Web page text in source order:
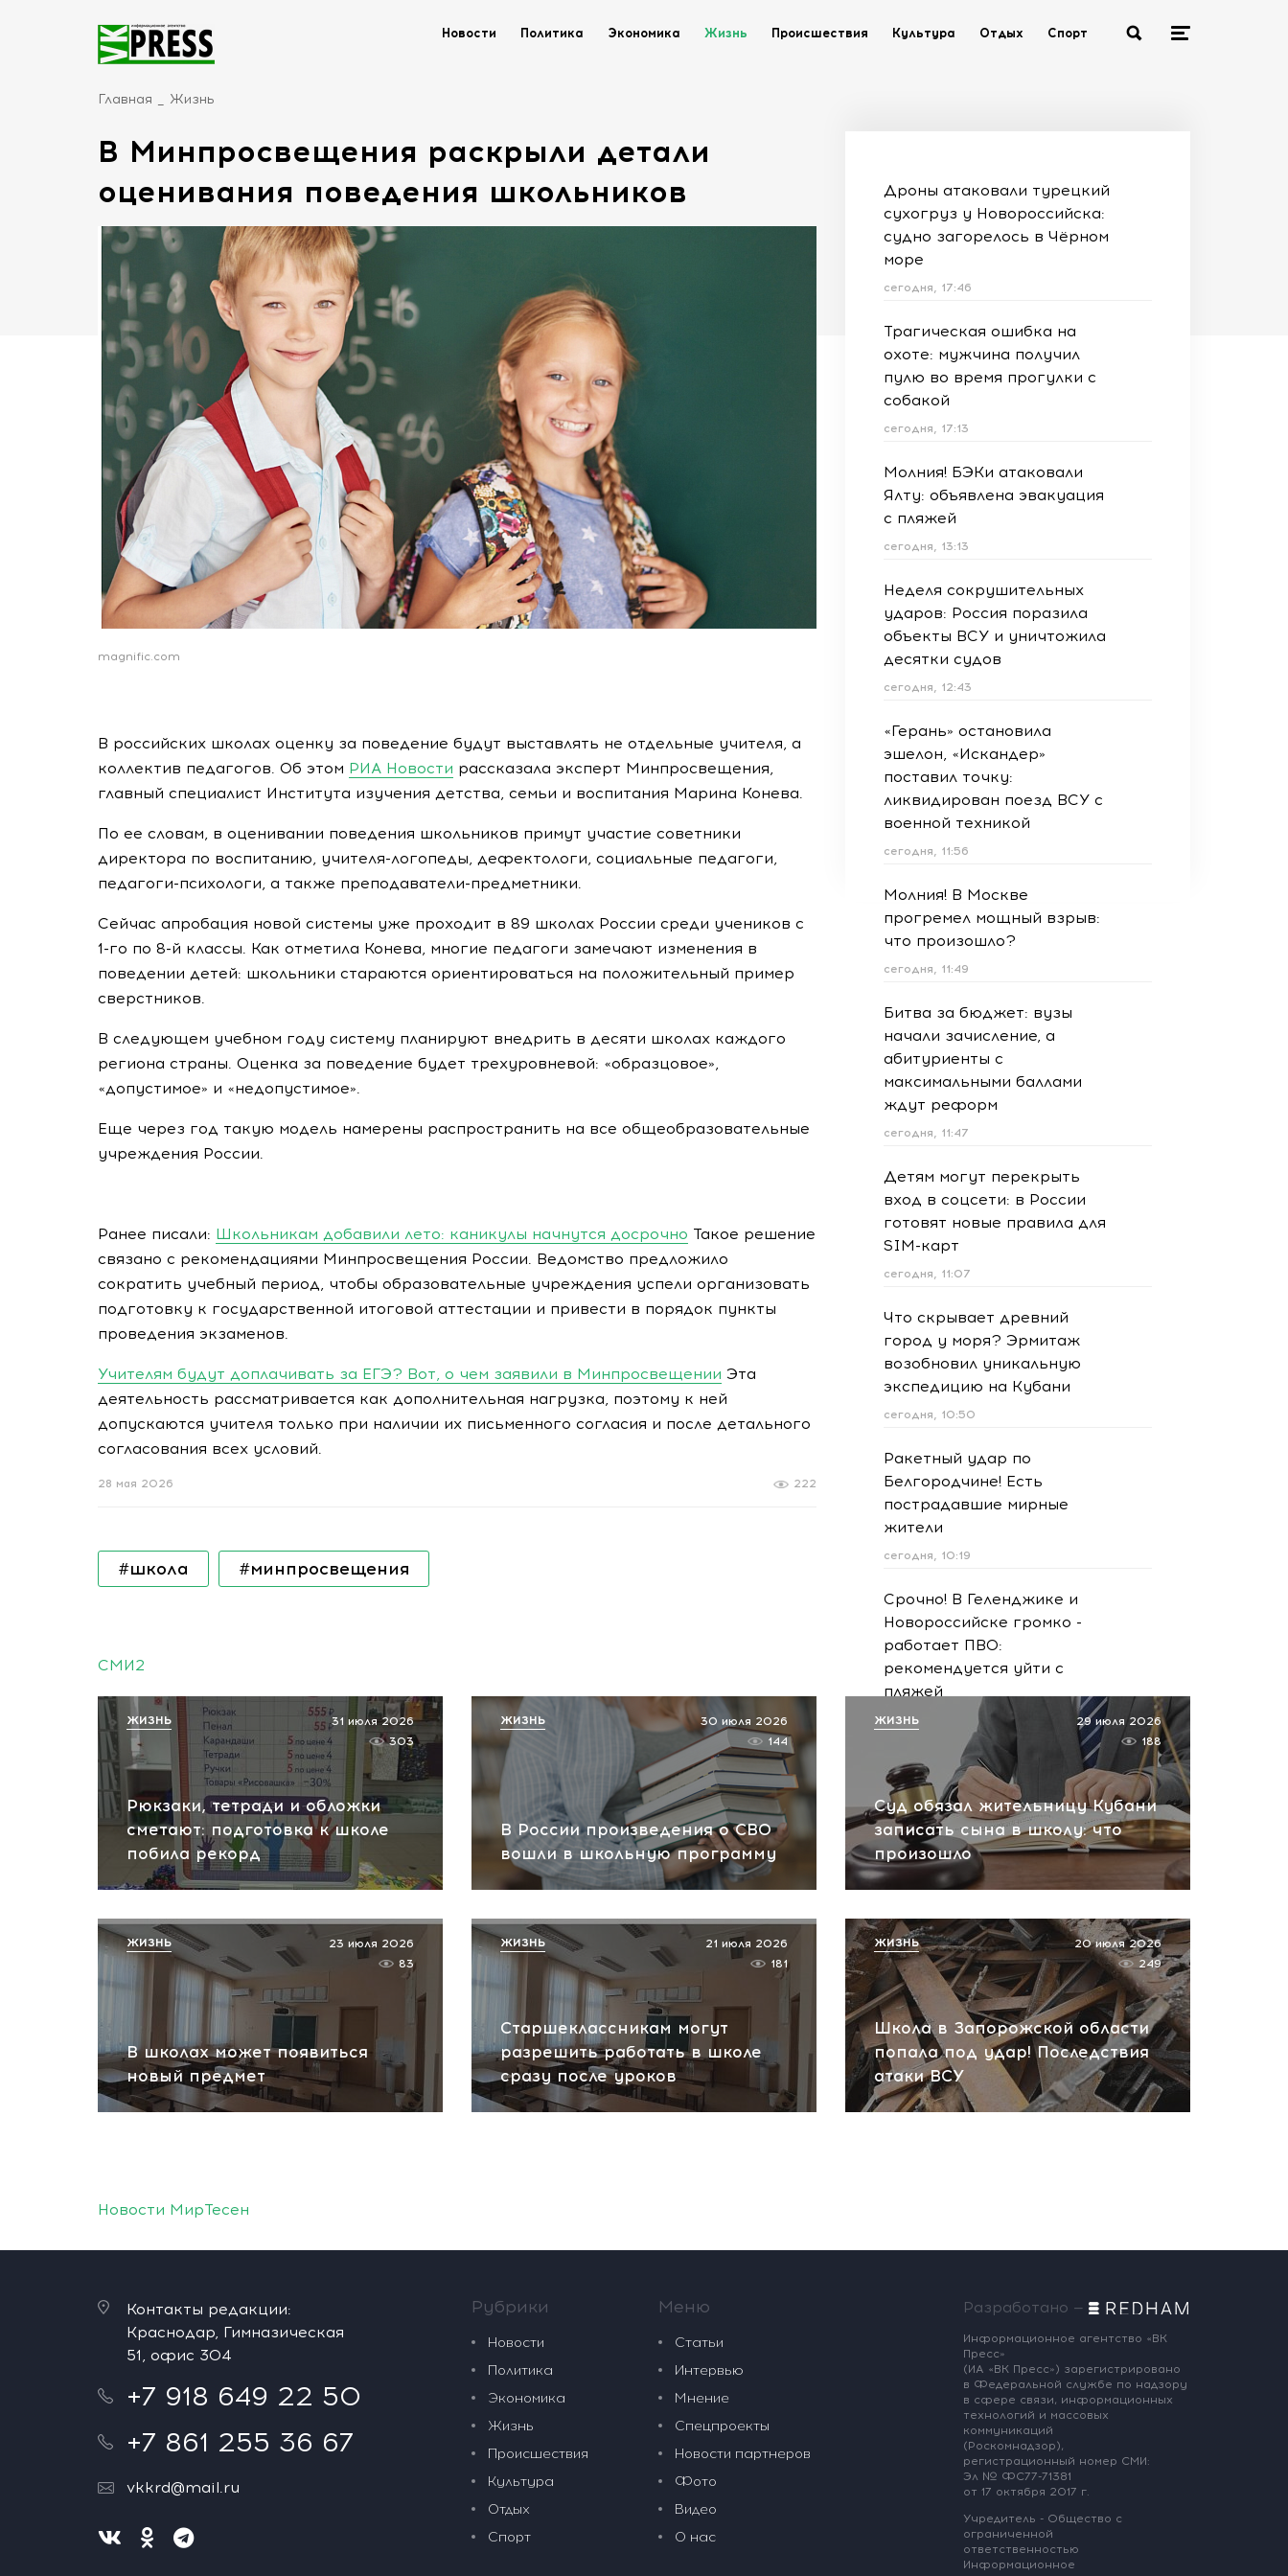
Новости Политика Экономика Жизнь Происшествия Культура Отдых Спорт
Главная Жизнь
В Минпросвещения раскрыли детали
оценивания поведения школьников
magnific.com
В российских школах оценку за поведение будут выставлять не отдельные учителя, а
коллектив педагогов. Об этом РИА Новости рассказала эксперт Минпросвещения,
главный специалист Института изучения детства, семьи и воспитания Марина Конева.
По ее словам, в оценивании поведения школьников примут участие советники
директора по воспитанию, учителя-логопеды, дефектологи, социальные педагоги,
педагоги-психологи, а также преподаватели-предметники.
Сейчас апробация новой системы уже проходит в 89 школах России среди учеников с
1-го по 8-й классы. Как отметила Конева, многие педагоги замечают изменения в
поведении детей: школьники стараются ориентироваться на положительный пример
сверстников.
В следующем учебном году систему планируют внедрить в десяти школах каждого
региона страны. Оценка за поведение будет трехуровневой: «образцовое»,
«допустимое» и «недопустимое».
Еще через год такую модель намерены распространить на все общеобразовательные
учреждения России.
Ранее писали: Школьникам добавили лето: каникулы начнутся досрочно Такое решение
связано с рекомендациями Минпросвещения России. Ведомство предложило
сократить учебный период, чтобы образовательные учреждения успели организовать
подготовку к государственной итоговой аттестации и привести в порядок пункты
проведения экзаменов.
Учителям будут доплачивать за ЕГЭ? Вот, о чем заявили в Минпросвещении Эта
деятельность рассматривается как дополнительная нагрузка, поэтому к ней
допускаются учителя только при наличии их письменного согласия и после детального
согласования всех условий.
222
28 мая 2026
#школа #минпросвещения
Дроны атаковали турецкий
сухогруз у Новороссийска:
судно загорелось в Чёрном
море
сегодня, 17:46
Трагическая ошибка на
охоте: мужчина получил
пулю во время прогулки с
собакой
сегодня, 17:13
Молния! БЭКи атаковали
Ялту: объявлена эвакуация
с пляжей
сегодня, 13:13
Неделя сокрушительных
ударов: Россия поразила
объекты ВСУ и уничтожила
десятки судов
сегодня, 12:43
«Герань» остановила
эшелон, «Искандер»
поставил точку:
ликвидирован поезд ВСУ с
военной техникой
сегодня, 11:56
Молния! В Москве
прогремел мощный взрыв:
что произошло?
сегодня, 11:49
Битва за бюджет: вузы
начали зачисление, а
абитуриенты с
максимальными баллами
ждут реформ
сегодня, 11:47
Детям могут перекрыть
вход в соцсети: в России
готовят новые правила для
SIM-карт
сегодня, 11:07
Что скрывает древний
город у моря? Эрмитаж
возобновил уникальную
экспедицию на Кубани
сегодня, 10:50
Ракетный удар по
Белгородчине! Есть
пострадавшие мирные
жители
сегодня, 10:19
Срочно! В Геленджике и
Новороссийске громко -
работает ПВО:
рекомендуется уйти с
пляжей
сегодня, 10:13
НАТО планирует и
руководит терактами в
России! Сенсационное
заявление хакеров
сегодня, 10:07
СМИ2
Рюкзаки, тетради и обложки
сметают: подготовка к школе
побила рекорд
31 июля 2026
303
ЖИЗНЬ
В России произведения о СВО
вошли в школьную программу
30 июля 2026
144
ЖИЗНЬ
Суд обязал жительницу Кубани
записать сына в школу: что
произошло
29 июля 2026
188
ЖИЗНЬ
В школах может появиться
новый предмет
23 июля 2026
83
ЖИЗНЬ
Старшеклассникам могут
разрешить работать в школе
сразу после уроков
21 июля 2026
181
ЖИЗНЬ
Школа в Запорожской области
попала под удар! Последствия
атаки ВСУ
20 июля 2026
249
ЖИЗНЬ
Новости МирТесен
Контакты редакции:
Краснодар, Гимназическая
51, офис 304
+7 918 649 22 50
+7 861 255 36 67
vkkrd@mail.ru
Рубрики
Новости
Политика
Экономика
Жизнь
Происшествия
Культура
Отдых
Спорт
Меню
Статьи
Интервью
Мнение
Спецпроекты
Новости партнеров
Фото
Видео
О нас
Разработано —
Информационное агентство «ВК
Пресс»
(ИА «ВК Пресс») зарегистрировано
в Федеральной службе по надзору
в сфере связи, информационных
технологий и массовых
коммуникаций
(Роскомнадзор),
регистрационный номер СМИ:
Эл № ФС77-71381
от 17 октября 2017 г.
Учредитель - Общество с
ограниченной
ответственностью
Информационное